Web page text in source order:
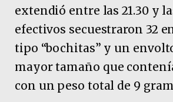
extendió entre las 21.30 y
efectivos secuestraron 32
tipo “bochitas” y un
mayor tamaño que
con un peso total de 9